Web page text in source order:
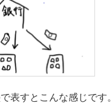
表すとこんな感じです。